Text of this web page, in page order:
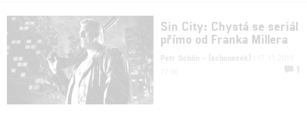
Sin City: Chystá se seriál
přímo od Franka Millera
Petr Schön - (schonecek)
1